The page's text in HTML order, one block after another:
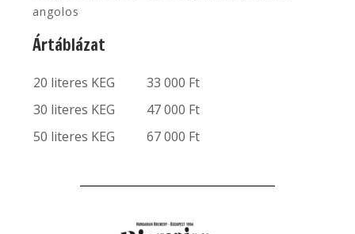
angolos
Ártáblázat
20 literes KEG
33 000 Ft
30 literes KEG
47 000 Ft
50 literes KEG
67 000 Ft